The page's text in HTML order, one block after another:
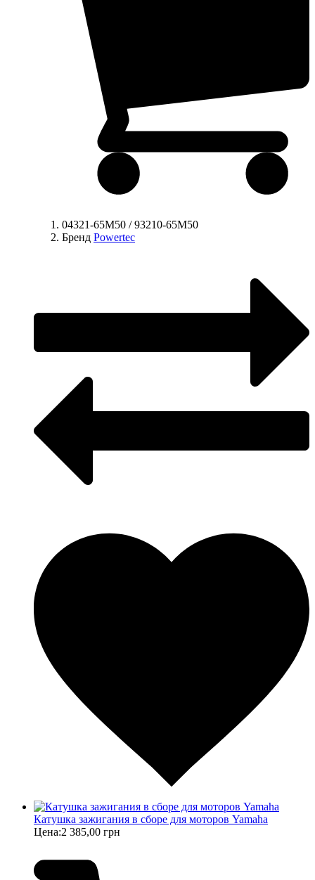
04321-65M50 / 93210-65M50
Бренд Powertec
Катушка зажигания в сборе для моторов Yamaha
Цена:2 385,00 грн